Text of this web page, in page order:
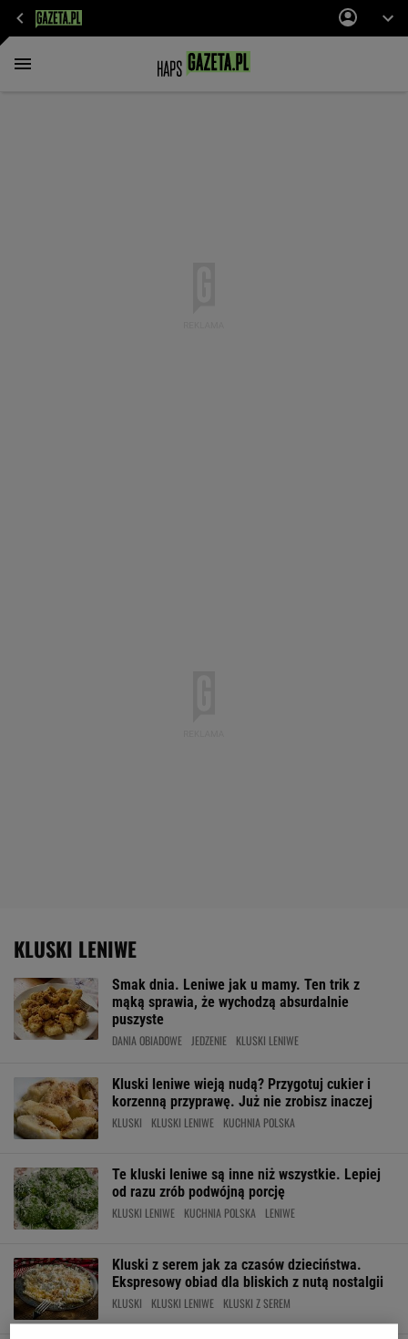
KLUSKI LENIWE
Smak dnia. Leniwe jak u mamy. Ten trik z
mąką sprawia, że wychodzą absurdalnie
puszyste
DANIA OBIADOWE JEDZENIE KLUSKI LENIWE
Kluski leniwe wieją nudą? Przygotuj cukier i
korzenną przyprawę. Już nie zrobisz inaczej
KLUSKI KLUSKI LENIWE KUCHNIA POLSKA
Te kluski leniwe są inne niż wszystkie. Lepiej
od razu zrób podwójną porcję
KLUSKI LENIWE KUCHNIA POLSKA LENIWE
Kluski z serem jak za czasów dzieciństwa.
Ekspresowy obiad dla bliskich z nutą nostalgii
KLUSKI KLUSKI LENIWE KLUSKI Z SEREM